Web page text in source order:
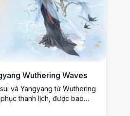
Wuthering Waves
và Yangyang từ Wuthering
thanh lịch, được bao